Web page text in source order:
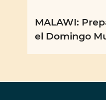
MALAWI:
el Domingo